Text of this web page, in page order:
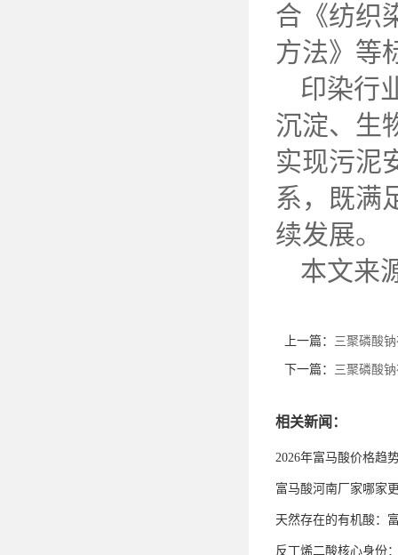
合《纺织
方法》等
印染行
沉淀、生
实现污泥
系，既满
续发展。
本文来
上一篇： 三聚磷酸
下一篇： 三聚磷酸
相关新闻：
2026年富马酸价格趋
富马酸河南厂家哪家
天然存在的有机酸：
反丁烯二酸核心身份